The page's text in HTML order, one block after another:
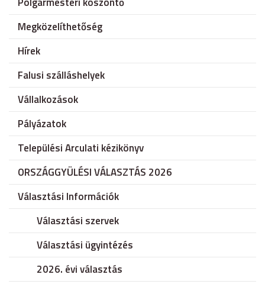
Megközelíthetőség
Hírek
Falusi szálláshelyek
Vállalkozások
Pályázatok
Települési Arculati kézikönyv
ORSZÁGGYÜLÉSI VÁLASZTÁS 2026
Választási Információk
Választási szervek
Választási ügyintézés
2026. évi választás